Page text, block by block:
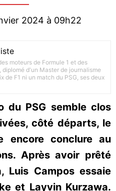
2024 à 09h22
moteurs de Formule 1 et des
diplomé d'un Master de journalisme
de F1 ni un match du PSG, ses deux
du PSG semble clos
côté départs, le
encore conclure au
Après avoir prêté
Luis Campos essaie
et Layvin Kurzawa.